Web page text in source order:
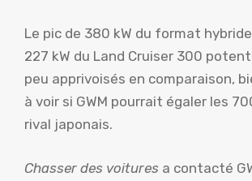
Le pic de 380 kW du format
227 kW du Land Cruiser 300
peu apprivoisés en comparaison,
à voir si GWM pourrait égaler les
rival japonais.
Chasser des voitures a contacté